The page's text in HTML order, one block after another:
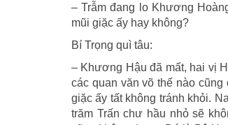
– Trẫm đang lo Khương
mũi giặc ấy hay không?
Bí Trọng quì tâu:
– Khương Hậu đã mất, hai vị
các quan văn võ thế nào
giặc ấy tất không tránh khỏi.
trăm Trấn chư hầu nhỏ sẽ